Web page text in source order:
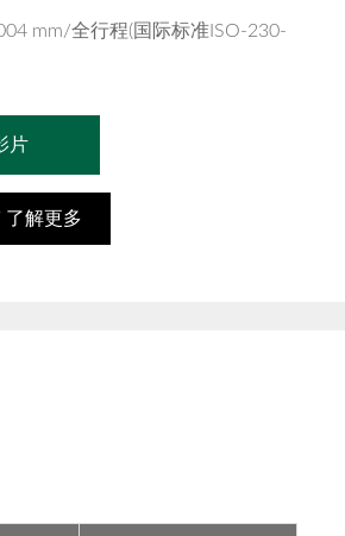
mm/全行程(国际标准ISO-230-
片
解更多